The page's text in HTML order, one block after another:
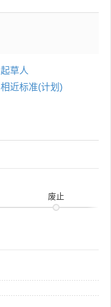
起草人
相近标准(计划)
废止